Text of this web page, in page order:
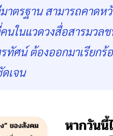
าตรฐาน สามารถคาด
นในแวดวงสื่อสารมวล
ทัศน์ ต้องออกมาเรียก
เจน